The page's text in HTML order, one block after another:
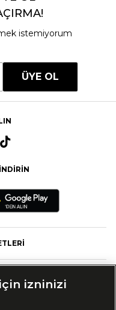
istemiyorum
ÜYE OL
izninizi